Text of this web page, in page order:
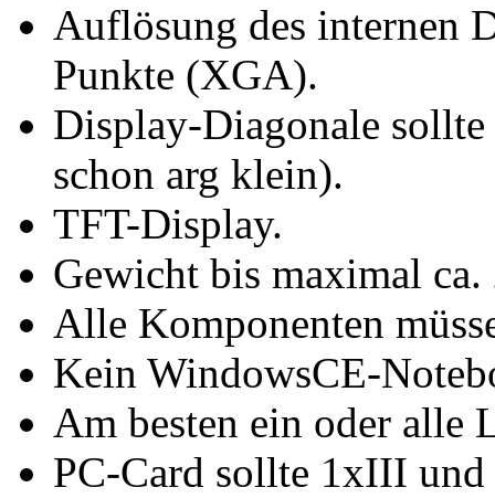
Auflösung des internen
Punkte (XGA).
Display-Diagonale
schon arg klein).
TFT-Display.
Gewicht bis maximal
Alle Komponenten
Kein WindowsCE-
Am besten ein oder alle
PC-Card sollte 1xIII